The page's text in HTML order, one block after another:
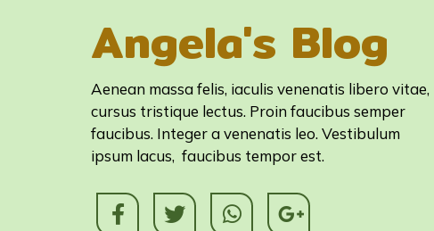
Angela's Blog
Aenean massa felis, iaculis venenatis libero vitae,
cursus tristique lectus. Proin faucibus semper
faucibus. Integer a venenatis leo. Vestibulum
ipsum lacus, faucibus tempor est.